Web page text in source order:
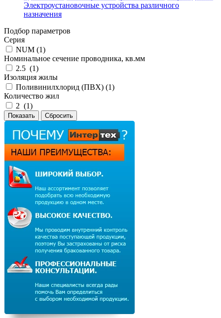
Электроустановочные устройства различного
назначения
Подбор параметров
Серия
NUM (1)
Номинальное сечение проводника, кв.мм
2.5 (1)
Изоляция жилы
Поливинилхлорид (ПВХ) (1)
Количество жил
2 (1)